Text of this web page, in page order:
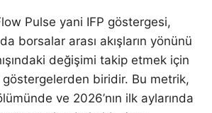
Pulse yani IFP göstergesi,
borsalar arası akışların yönünü
değişimi takip etmek için
göstergelerden biridir. Bu metrik,
ve 2026’nın ilk aylarında